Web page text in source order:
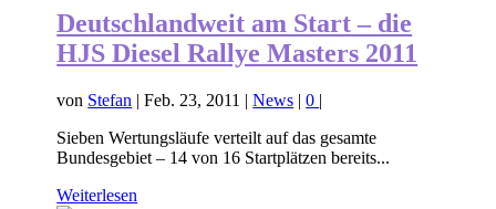
Deutschlandweit am Start – die
HJS Diesel Rallye Masters 2011
von Stefan |Feb. 23, 2011 |News |0 |
Sieben Wertungsläufe verteilt auf das gesamte
Bundesgebiet – 14 von 16 Startplätzen bereits...
Weiterlesen